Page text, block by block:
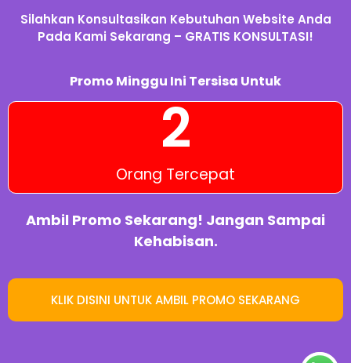
Silahkan Konsultasikan Kebutuhan Website Anda
Pada Kami Sekarang – GRATIS KONSULTASI!
Promo Minggu Ini Tersisa Untuk
Orang Tercepat
2
Ambil Promo Sekarang! Jangan Sampai
Kehabisan.
KLIK DISINI UNTUK AMBIL PROMO SEKARANG